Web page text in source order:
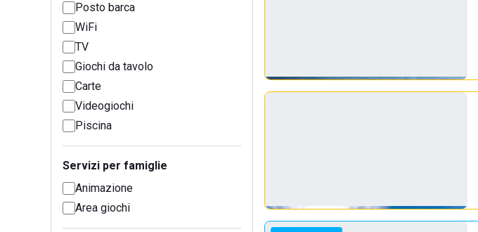
Posto barca
WiFi
TV
Giochi da tavolo
Carte
Videogiochi
Piscina
Servizi per famiglie
Animazione
Area giochi